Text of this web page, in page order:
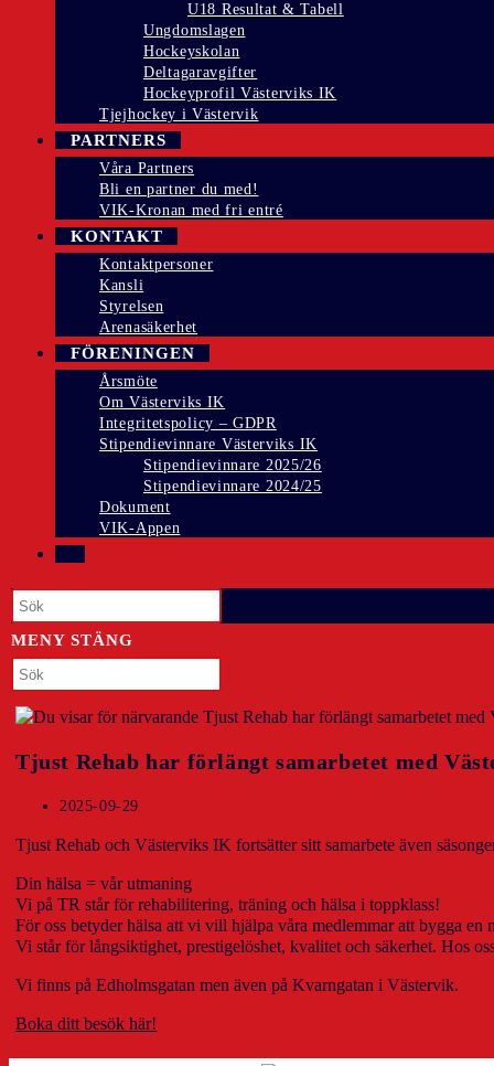
U18 Resultat & Tabell
Ungdomslagen
Hockeyskolan
Deltagaravgifter
Hockeyprofil Västerviks IK
Tjejhockey i Västervik
PARTNERS
Våra Partners
Bli en partner du med!
VIK-Kronan med fri entré
KONTAKT
Kontaktpersoner
Kansli
Styrelsen
Arenasäkerhet
FÖRENINGEN
Årsmöte
Om Västerviks IK
Integritetspolicy – GDPR
Stipendievinnare Västerviks IK
Stipendievinnare 2025/26
Stipendievinnare 2024/25
Dokument
VIK-Appen
PÅ/AV
WEBBPLATSSÖKNING
Escape
panel.
MENY STÄNG
Sök
på
denna
webbplats
close
the
search
Tjust Rehab har förlängt samarbetet med
Inlägget
2025-09-29
Tjust Rehab och Västerviks IK fortsätter sitt samarbete även
Din hälsa = vår utmaning
Vi på TR står för rehabilitering, träning och hälsa i toppklass!
För oss betyder hälsa att vi vill hjälpa våra medlemmar att bygga
Vi står för långsiktighet, prestigelöshet, kvalitet och säkerhet. Hos
Vi finns på Edholmsgatan men även på Kvarngatan i Västervik.
Boka ditt besök här!